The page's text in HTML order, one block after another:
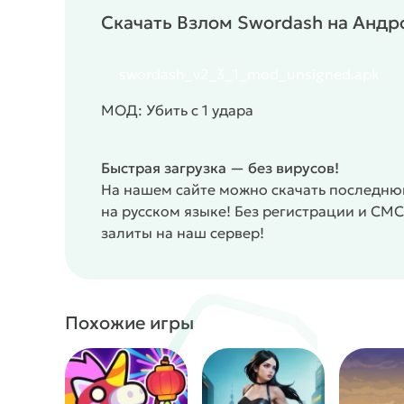
Комбо и атаки: Осваивайте мощные комбо и
Разнообразные уровни: Проходите
Детализированная графика: Наслаждайтесь
эффектами, которые делают каждую битву
Простое управление: Интуитивно понятное
Скачать Взлом Swordash на
МОД: Убить с 1 удара
Быстрая загрузка — без вирусов!
На нашем сайте можно скачать
на русском языке! Без регистрации и
залиты на наш сервер!
Похожие игры